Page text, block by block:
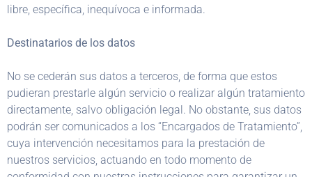
libre, específica, inequívoca e informada.
Destinatarios de los datos
No se cederán sus datos a terceros, de forma que estos
pudieran prestarle algún servicio o realizar algún tratamiento
directamente, salvo obligación legal. No obstante, sus datos
podrán ser comunicados a los “Encargados de Tratamiento”,
cuya intervención necesitamos para la prestación de
nuestros servicios, actuando en todo momento de